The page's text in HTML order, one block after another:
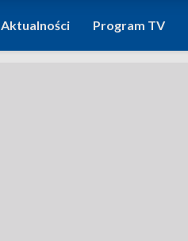
Aktualności Program TV